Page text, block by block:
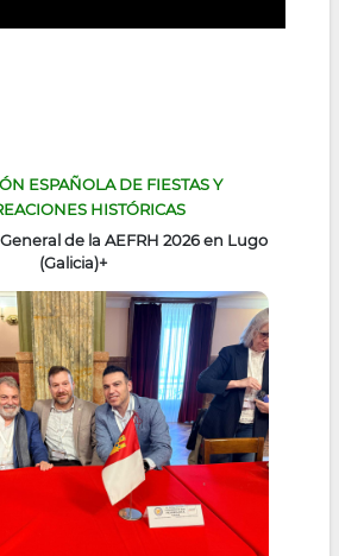
ESPAÑOLA DE FIESTAS Y
HISTÓRICAS
de la AEFRH 2026 en Lugo
(Galicia)+